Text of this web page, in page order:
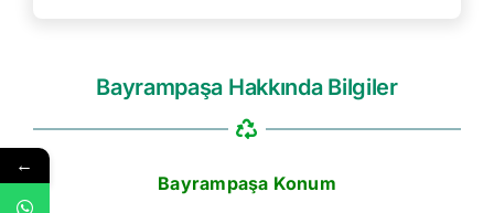
Bayrampaşa Hakkında Bilgiler
Bayrampaşa Konum
←